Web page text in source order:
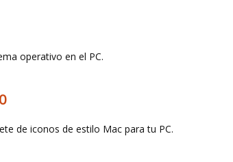
operativo en el PC.
de iconos de estilo Mac para tu PC.